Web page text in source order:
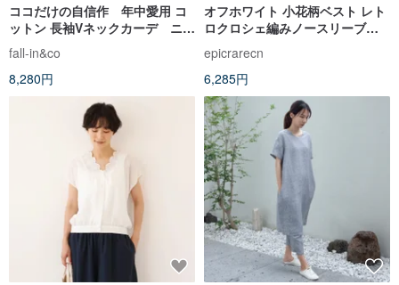
ココだけの自信作 年中愛用 コ
ットン 長袖Vネックカーデ ニッ
トシリーズ ブラック220902-10
fall-in&co
8,280円
オフホワイト 小花柄ベスト レト
ロクロシェ編みノースリーブベ
回し力抜群の若見えトップス
epicrarecn
6,285円